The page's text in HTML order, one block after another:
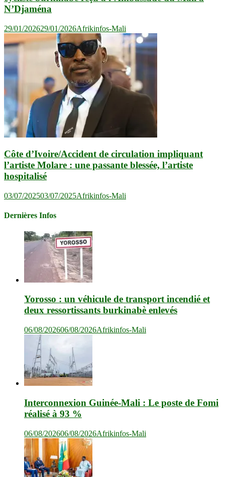
N’Djaména
29/01/202629/01/2026Afrikinfos-Mali
Côte d’Ivoire/Accident de circulation impliquant
l’artiste Molare : une passante blessée, l’artiste
hospitalisé
03/07/202503/07/2025Afrikinfos-Mali
Dernières Infos
Yorosso : un véhicule de transport incendié et
deux ressortissants burkinabè enlevés
06/08/202606/08/2026Afrikinfos-Mali
Interconnexion Guinée-Mali : Le poste de Fomi
réalisé à 93 %
06/08/202606/08/2026Afrikinfos-Mali